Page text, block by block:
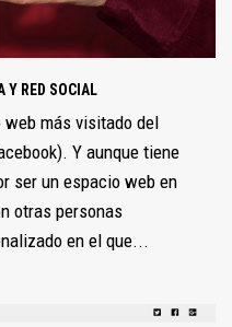
Y RED SOCIAL
más visitado del
Y aunque tiene
ser un espacio web en
otras personas
en el que...